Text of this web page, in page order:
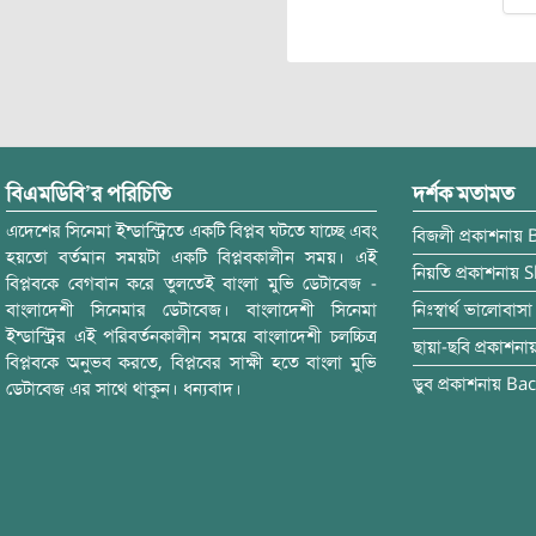
বিএমডিবি’র পরিচিতি
এদেশের সিনেমা ইন্ডাস্ট্রিতে একটি বিপ্লব ঘটতে যাচ্ছে এবং
হয়তো বর্তমান সময়টা একটি বিপ্লবকালীন সময়। এই
বিপ্লবকে বেগবান করে তুলতেই বাংলা মুভি ডেটাবেজ -
বাংলাদেশী সিনেমার ডেটাবেজ। বাংলাদেশী সিনেমা
ইন্ডাস্ট্রির এই পরিবর্তনকালীন সময়ে বাংলাদেশী চলচ্চিত্র
বিপ্লবকে অনুভব করতে, বিপ্লবের সাক্ষী হতে বাংলা মুভি
ডেটাবেজ এর সাথে থাকুন। ধন্যবাদ।
দর্শক মতামত
বিজলী প্রকাশনায়
নিয়তি প্রকাশনায়
নিঃস্বার্থ ভালোবাসা
ছায়া-ছবি
ডুব প্রকাশনায়